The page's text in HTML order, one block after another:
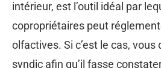
intérieur, est l’outil idéal par
copropriétaires peut
olfactives. Si c’est le cas,
syndic afin qu’il fasse